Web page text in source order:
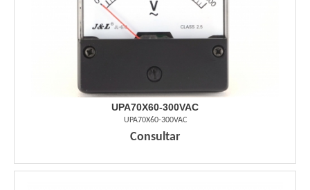
UPA70X60-300VAC
UPA70X60-300VAC
Consultar